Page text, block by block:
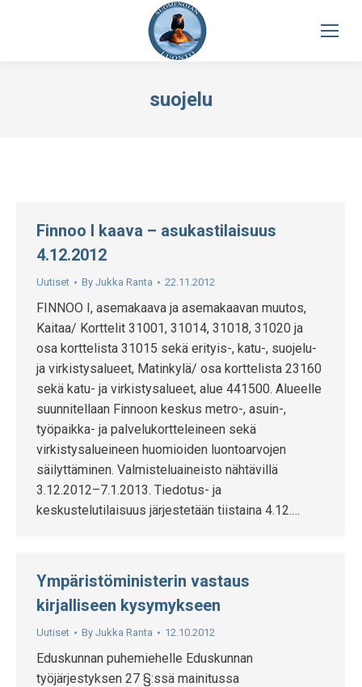
suojelu
Finnoo I kaava – asukastilaisuus
4.12.2012
Uutiset By Jukka Ranta 22.11.2012
FINNOO I, asemakaava ja asemakaavan muutos,
Kaitaa/ Korttelit 31001, 31014, 31018, 31020 ja
osa korttelista 31015 sekä erityis-, katu-, suojelu-
ja virkistysalueet, Matinkylä/ osa korttelista 23160
sekä katu- ja virkistysalueet, alue 441500. Alueelle
suunnitellaan Finnoon keskus metro-, asuin-,
työpaikka- ja palvelukortteleineen sekä
virkistysalueineen huomioiden luontoarvojen
säilyttäminen. Valmisteluaineisto nähtävillä
3.12.2012­­–7.1.2013. Tiedotus- ja
keskustelutilaisuus järjestetään tiistaina 4.12.…
Ympäristöministerin vastaus
kirjalliseen kysymykseen
Uutiset By Jukka Ranta 12.10.2012
Eduskunnan puhemiehelle Eduskunnan
työjärjestyksen 27 §:ssä mainitussa